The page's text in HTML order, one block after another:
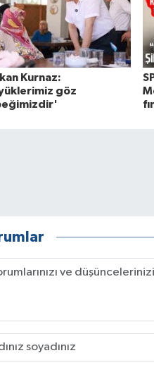
Kurnaz:
göz